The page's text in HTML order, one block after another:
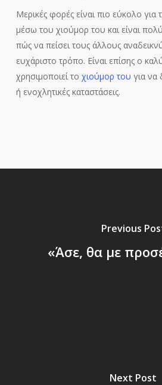
Μερικές φορές είναι πιο εύκολο
μέσω του χιούμορ του και είναι
πώς να πείσει τους άλλους
ευχάριστο τρόπο. Είναι επίσης ο
χρησιμοποιεί το χιούμορ του για να
ή ενοχλητικές καταστάσεις.
Previous
«Άσε, θα με
Next Post